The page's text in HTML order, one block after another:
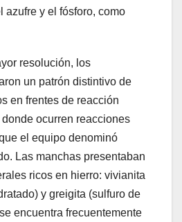
azufre y el fósforo, como
resolución, los
un patrón distintivo de
en frentes de reacción
ocurren reacciones
el equipo denominó
Las manchas presentaban
ricos en hierro: vivianita
y greigita (sulfuro de
encuentra frecuentemente